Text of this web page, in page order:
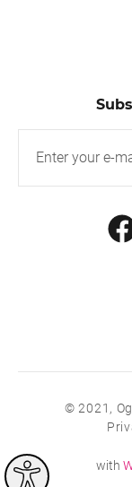
© 2021,
with